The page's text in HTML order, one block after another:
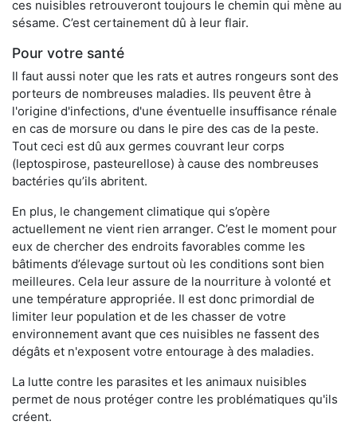
ces nuisibles retrouveront toujours le chemin qui mène au
sésame. C’est certainement dû à leur flair.
Pour votre santé
Il faut aussi noter que les rats et autres rongeurs sont des
porteurs de nombreuses maladies. Ils peuvent être à
l'origine d'infections, d'une éventuelle insuffisance rénale
en cas de morsure ou dans le pire des cas de la peste.
Tout ceci est dû aux germes couvrant leur corps
(leptospirose, pasteurellose) à cause des nombreuses
bactéries qu’ils abritent.
En plus, le changement climatique qui s’opère
actuellement ne vient rien arranger. C’est le moment pour
eux de chercher des endroits favorables comme les
bâtiments d’élevage surtout où les conditions sont bien
meilleures. Cela leur assure de la nourriture à volonté et
une température appropriée. Il est donc primordial de
limiter leur population et de les chasser de votre
environnement avant que ces nuisibles ne fassent des
dégâts et n'exposent votre entourage à des maladies.
La lutte contre les parasites et les animaux nuisibles
permet de nous protéger contre les problématiques qu'ils
créent.